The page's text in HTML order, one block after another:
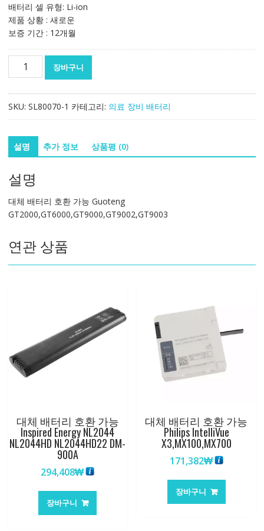
배터리 셀 유형: Li-ion
제품 상황 : 새로운
보증 기간 : 12개월
리
환
가
Guoteng
GT2000,GT6000,GT9000,GT9002,GT9003
수
량
장바구니
SKU: SL80070-1 카테고리: 의료 장비 배터리
설명 추가 정보 상품평 (0)
설명
대체 배터리 호환 가능 Guoteng
GT2000,GT6000,GT9000,GT9002,GT9003
연관 상품
대체 배터리 호환 가능
Inspired Energy NL2044
NL2044HD NL2044HD22 DM-
900A
294,408₩
장바구니
대체 배터리 호환 가능
Philips IntelliVue
X3,MX100,MX700
171,382₩
장바구니